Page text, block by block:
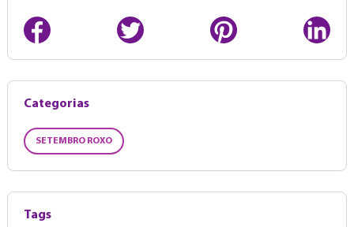
Categorias
SETEMBRO ROXO
Tags